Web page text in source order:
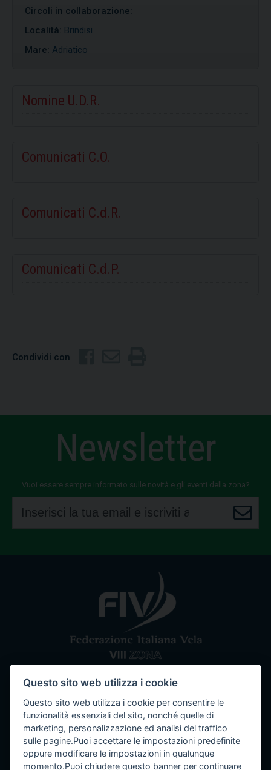
Circoli in collaborazione:
Località: Brindisi
Mare: Adriatico
Nomine U.D.R.
Comunicati C.O.
Comunicati C.d.R.
Comunicati C.d.P.
Condividi con
Newsletter
Vuoi essere sempre informato sulle novità e gli eventi della zona?
Comitato VIII ZonaFederazione Italiana Vela
Tel / Fax: 080 5351067 Email: segreteria@ottavazona.org
ottavazona@pec.itStadio della Vittoria, 4 Bari (BA) - 70123
C.F. 95003780103
Questo sito web utilizza i cookie
Questo sito web utilizza i cookie per consentire le
funzionalità essenziali del sito, nonché quelle di
marketing, personalizzazione ed analisi del traffico
sulle pagine.Puoi accettare le impostazioni predefinite
oppure modificare le impostazioni in qualunque
momento.Puoi chiudere questo banner per continuare